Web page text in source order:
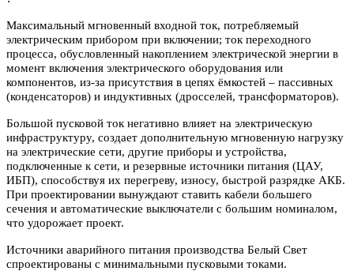
Максимальный мгновенный входной ток, потребляемый
электрическим прибором при включении; ток переходного
процесса, обусловленный накоплением электрической энергии в
момент включения электрического оборудования или
компонентов, из-за присутствия в цепях ёмкостей – пассивных
(конденсаторов) и индуктивных (дросселей, трансформаторов).
Большой пусковой ток негативно влияет на электрическую
инфраструктуру, создает дополнительную мгновенную нагрузку
на электрические сети, другие приборы и устройства,
подключенные к сети, и резервные источники питания (ЦАУ,
ИБП), способствуя их перегреву, износу, быстрой разрядке АКБ.
При проектировании вынуждают ставить кабели большего
сечения и автоматические выключатели с большим номиналом,
что удорожает проект.
Источники аварийного питания производства Белый Свет
спроектированы с минимальными пусковыми токами.